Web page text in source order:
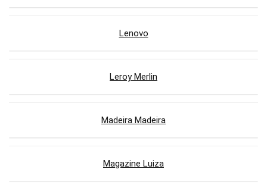
Lenovo
Leroy Merlin
Madeira Madeira
Magazine Luiza